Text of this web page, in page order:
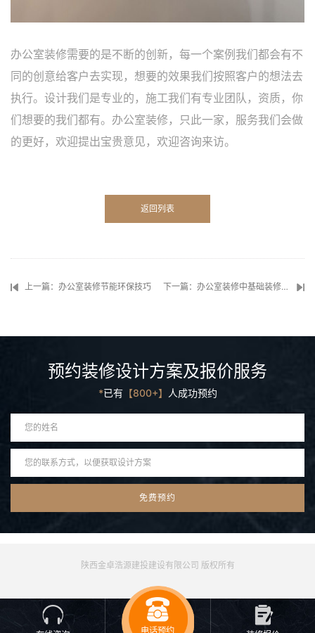
办公室装修需要的是不断的创新，每一个案例我们都会有不
同的创意给客户去实现，想要的效果我们按照客户的想法去
执行。设计我们是专业的，施工我们有专业团队，资质，你
们想要的我们都有。办公室装修，只此一家，服务我们会做
的更好，欢迎提出宝贵意见，欢迎咨询来访。
返回列表
上一篇：办公室装修节能环保技巧 下一篇：办公室装修中基础装修都包含哪些项目？
预约装修设计方案及报价服务
*已有【800+】 人成功预约
陕西金卓浩源建投建设有限公司 版权所有
电话预约